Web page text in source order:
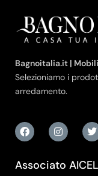
Bagnoitalia.it |
Selezioniamo i
arredamento.
Associato AICEL